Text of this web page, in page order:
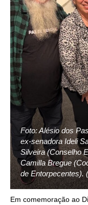
Foto: Alésio dos
ex-senadora Ideli
Silveira (Conselho
Camilla Bregue
de Entorpecentes).
Em comemoração ao